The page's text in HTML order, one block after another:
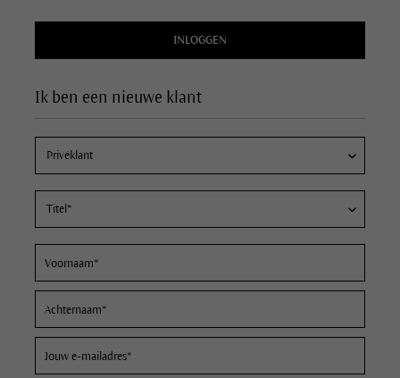
Ik ben een nieuwe klant
INLOGGEN